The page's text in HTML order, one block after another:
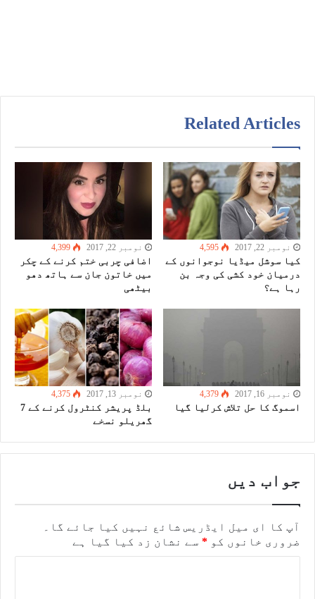
Related Articles
نومبر 22, 2017 4,595
کیا سوشل میڈیا نوجوانوں کے
درمیان خود کشی کی وجہ بن
رہا ہے؟
نومبر 22, 2017 4,399
اضافی چربی ختم کرنے کے چکر
میں خاتون جان سے ہاتھ دھو
بیٹھی
نومبر 16, 2017 4,379
اسموگ کا حل تلاش کرلیا گیا
نومبر 13, 2017 4,375
بلڈ پریشر کنٹرول کرنے کے 7
گھریلو نسخے
جواب دیں
آپ کا ای میل ایڈریس شائع نہیں کیا جائے گا۔
ضروری خانوں کو * سے نشان زد کیا گیا ہے